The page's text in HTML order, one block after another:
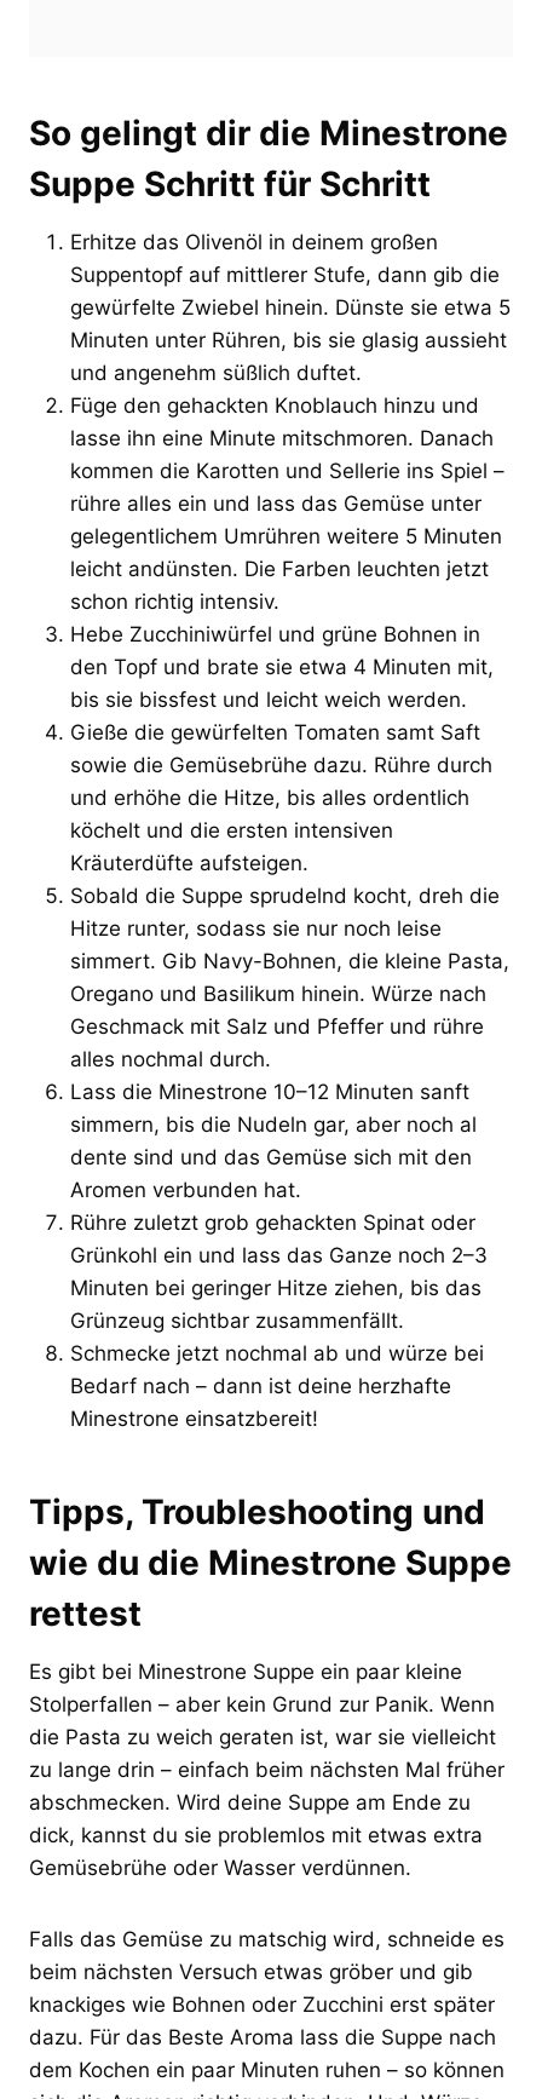
So gelingt dir die Minestrone
Suppe Schritt für Schritt
Erhitze das Olivenöl in deinem großen
Suppentopf auf mittlerer Stufe, dann gib die
gewürfelte Zwiebel hinein. Dünste sie etwa 5
Minuten unter Rühren, bis sie glasig aussieht
und angenehm süßlich duftet.
Füge den gehackten Knoblauch hinzu und
lasse ihn eine Minute mitschmoren. Danach
kommen die Karotten und Sellerie ins Spiel –
rühre alles ein und lass das Gemüse unter
gelegentlichem Umrühren weitere 5 Minuten
leicht andünsten. Die Farben leuchten jetzt
schon richtig intensiv.
Hebe Zucchiniwürfel und grüne Bohnen in
den Topf und brate sie etwa 4 Minuten mit,
bis sie bissfest und leicht weich werden.
Gieße die gewürfelten Tomaten samt Saft
sowie die Gemüsebrühe dazu. Rühre durch
und erhöhe die Hitze, bis alles ordentlich
köchelt und die ersten intensiven
Kräuterdüfte aufsteigen.
Sobald die Suppe sprudelnd kocht, dreh die
Hitze runter, sodass sie nur noch leise
simmert. Gib Navy-Bohnen, die kleine Pasta,
Oregano und Basilikum hinein. Würze nach
Geschmack mit Salz und Pfeffer und rühre
alles nochmal durch.
Lass die Minestrone 10–12 Minuten sanft
simmern, bis die Nudeln gar, aber noch al
dente sind und das Gemüse sich mit den
Aromen verbunden hat.
Rühre zuletzt grob gehackten Spinat oder
Grünkohl ein und lass das Ganze noch 2–3
Minuten bei geringer Hitze ziehen, bis das
Grünzeug sichtbar zusammenfällt.
Schmecke jetzt nochmal ab und würze bei
Bedarf nach – dann ist deine herzhafte
Minestrone einsatzbereit!
Tipps, Troubleshooting und
wie du die Minestrone Suppe
rettest
Es gibt bei Minestrone Suppe ein paar kleine
Stolperfallen – aber kein Grund zur Panik. Wenn
die Pasta zu weich geraten ist, war sie vielleicht
zu lange drin – einfach beim nächsten Mal früher
abschmecken. Wird deine Suppe am Ende zu
dick, kannst du sie problemlos mit etwas extra
Gemüsebrühe oder Wasser verdünnen.
Falls das Gemüse zu matschig wird, schneide es
beim nächsten Versuch etwas gröber und gib
knackiges wie Bohnen oder Zucchini erst später
dazu. Für das Beste Aroma lass die Suppe nach
dem Kochen ein paar Minuten ruhen – so können